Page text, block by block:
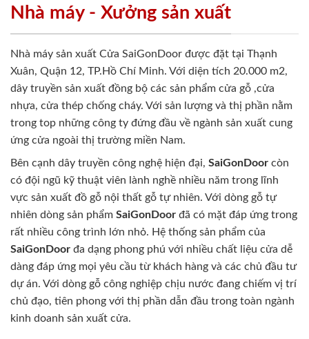
Nhà máy - Xưởng sản xuất
Nhà máy sản xuất Cửa SaiGonDoor được đặt tại Thạnh
Xuân, Quận 12, TP.Hồ Chí Minh. Với diện tích 20.000 m2,
dây truyền sản xuất đồng bộ các sản phẩm cửa gỗ ,cửa
nhựa, cửa thép chống cháy. Với sản lượng và thị phần nằm
trong top những công ty đứng đầu về ngành sản xuất cung
ứng cửa ngoài thị trường miền Nam.
Bên cạnh dây truyền công nghệ hiện đại, SaiGonDoor còn
có đội ngũ kỹ thuật viên lành nghề nhiều năm trong lĩnh
vực sản xuất đồ gỗ nội thất gỗ tự nhiên. Với dòng gỗ tự
nhiên dòng sản phẩm SaiGonDoor đã có mặt đáp ứng trong
rất nhiều công trình lớn nhỏ. Hệ thống sản phẩm của
SaiGonDoor đa dạng phong phú với nhiều chất liệu cửa dễ
dàng đáp ứng mọi yêu cầu từ khách hàng và các chủ đầu tư
dự án. Với dòng gỗ công nghiệp chịu nước đang chiếm vị trí
chủ đạo, tiên phong với thị phần dẫn đầu trong toàn ngành
kinh doanh sản xuất cửa.